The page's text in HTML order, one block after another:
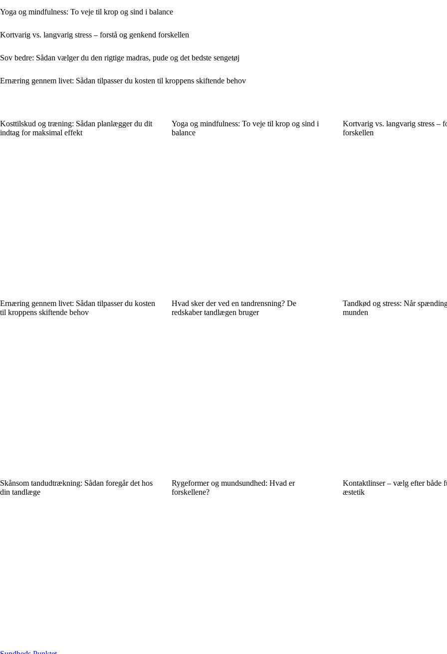
Yoga og mindfulness: To veje til krop og sind i balance
Kortvarig vs. langvarig stress – forstå og genkend forskellen
Sov bedre: Sådan vælger du den rigtige madras, pude og det bedste sengetøj
Ernæring gennem livet: Sådan tilpasser du kosten til kroppens skiftende behov
Kosttilskud og træning: Sådan planlægger du dit
indtag for maksimal effekt
Yoga og mindfulness: To veje til krop og sind i
balance
Kortvarig vs. langvarig stress –
forskellen
Ernæring gennem livet: Sådan tilpasser du kosten
til kroppens skiftende behov
Hvad sker der ved en tandrensning? De
redskaber tandlægen bruger
Tandkød og stress: Når
munden
Skånsom tandudtrækning: Sådan foregår det hos
din tandlæge
Rygeformer og mundsundhed: Hvad er
forskellene?
Kontaktlinser – vælg efter både
æstetik